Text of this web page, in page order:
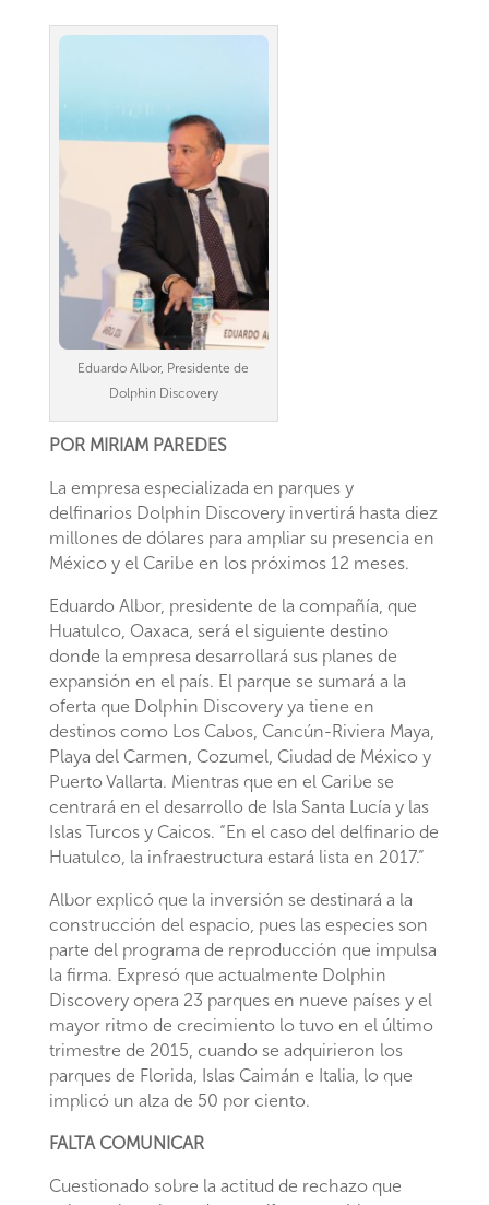
Eduardo Albor, Presidente de
Dolphin Discovery
POR MIRIAM PAREDES
La empresa especializada en parques y
delfinarios Dolphin Discovery invertirá hasta diez
millones de dólares para ampliar su presencia en
México y el Caribe en los próximos 12 meses.
Eduardo Albor, presidente de la compañía, que
Huatulco, Oaxaca, será el siguiente destino
donde la empresa desarrollará sus planes de
expansión en el país. El parque se sumará a la
oferta que Dolphin Discovery ya tiene en
destinos como Los Cabos, Cancún-Riviera Maya,
Playa del Carmen, Cozumel, Ciudad de México y
Puerto Vallarta. Mientras que en el Caribe se
centrará en el desarrollo de Isla Santa Lucía y las
Islas Turcos y Caicos. “En el caso del delfinario de
Huatulco, la infraestructura estará lista en 2017.”
Albor explicó que la inversión se destinará a la
construcción del espacio, pues las especies son
parte del programa de reproducción que impulsa
la firma. Expresó que actualmente Dolphin
Discovery opera 23 parques en nueve países y el
mayor ritmo de crecimiento lo tuvo en el último
trimestre de 2015, cuando se adquirieron los
parques de Florida, Islas Caimán e Italia, lo que
implicó un alza de 50 por ciento.
FALTA COMUNICAR
Cuestionado sobre la actitud de rechazo que